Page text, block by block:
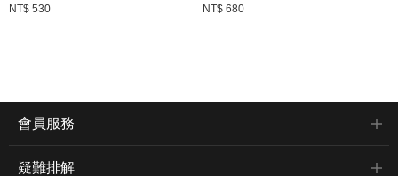
NT$ 530 NT$ 680
會員服務
疑難排解